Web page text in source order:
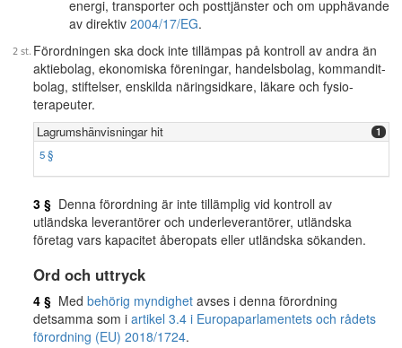
energi, transporter och posttjänster och om upphävande
av direktiv 2004/17/EG.
Förordningen ska dock inte tillämpas på kontroll av andra än
aktiebolag, ekonomiska föreningar, handelsbolag, kommandit-
bolag, stiftelser, enskilda näringsidkare, läkare och fysio-
terapeuter.
Lagrumshänvisningar hit 1
5 §
3 § Denna förordning är inte tillämplig vid kontroll av
utländska leverantörer och underleverantörer, utländska
företag vars kapacitet åberopats eller utländska sökanden.
Ord och uttryck
4 § Med behörig myndighet avses i denna förordning
detsamma som i artikel 3.4 i Europaparlamentets och rådets
förordning (EU) 2018/1724.